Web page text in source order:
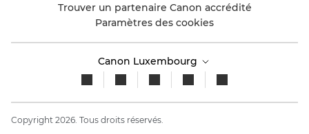
Trouver un partenaire Canon accrédité
Paramètres des cookies
Canon Luxembourg
Copyright 2026. Tous droits réservés.